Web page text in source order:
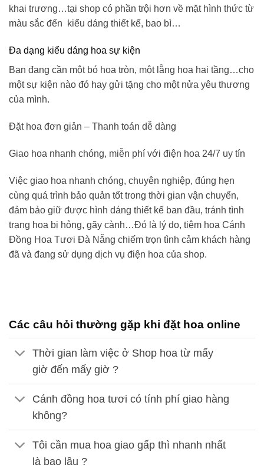
khai trương…tại shop có phần trội hơn về mặt hình thức từ
màu sắc đến kiểu dáng thiết kế, bao bì…
Đa dạng kiểu dáng hoa sự kiện
Bạn đang cần một bó hoa tròn, một lẵng hoa hai tầng…cho
một sự kiện nào đó hay gửi tặng cho một nửa yêu thương
của mình.
Đặt hoa đơn giản – Thanh toán dễ dàng
Giao hoa nhanh chóng, miễn phí với điện hoa 24/7 uy tín
Việc giao hoa nhanh chóng, chuyên nghiệp, đúng hẹn
cùng quá trình bảo quản tốt trong thời gian vận chuyển,
đảm bảo giữ được hình dáng thiết kế ban đầu, tránh tình
trạng hoa bị hỏng, gãy cành…Đó là lý do, tiệm hoa Cánh
Đồng Hoa Tươi Đà Nẵng chiếm trọn tình cảm khách hàng
đã và đang sử dụng dịch vụ điện hoa của shop.
Các câu hỏi thường gặp khi đặt hoa online
Thời gian làm việc ở Shop hoa từ mấy
giờ đến mấy giờ ?
Cánh đồng hoa tươi có tính phí giao hàng
không?
Tôi cần mua hoa giao gấp thì nhanh nhất
là bao lâu ?